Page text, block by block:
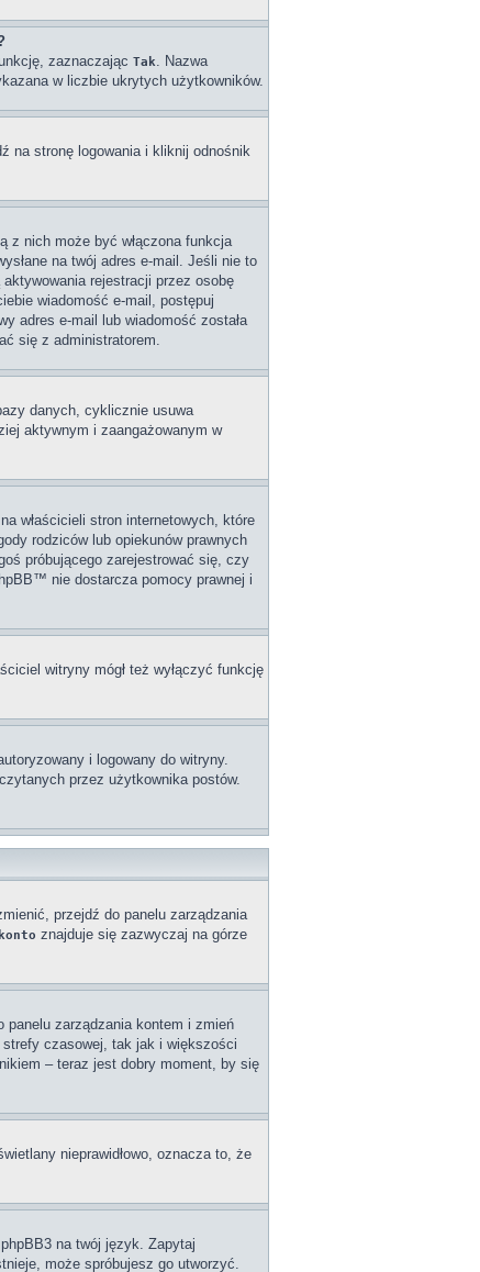
zaznaczając Tak. Nazwa
w liczbie ukrytych użytkowników.
na stronę logowania i kliknij odnośnik
z nich może być włączona funkcja
na twój adres e-mail. Jeśli nie to
rejestracji przez osobę
wiadomość e-mail, postępuj
adres e-mail lub wiadomość została
się z administratorem.
danych, cyklicznie usuwa
aktywnym i zaangażowanym w
właścicieli stron internetowych, które
rodziców lub opiekunów prawnych
próbującego zarejestrować się, czy
nie dostarcza pomocy prawnej i
witryny mógł też wyłączyć funkcję
i logowany do witryny.
przez użytkownika postów.
przejdź do panelu zarządzania
znajduje się zazwyczaj na górze
zarządzania kontem i zmień
czasowej, tak jak i większości
– teraz jest dobry moment, by się
nieprawidłowo, oznacza to, że
na twój język. Zapytaj
może spróbujesz go utworzyć.